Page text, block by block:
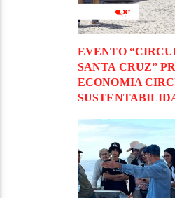
EVENTO
SANTA CRUZ”
ECONOMIA